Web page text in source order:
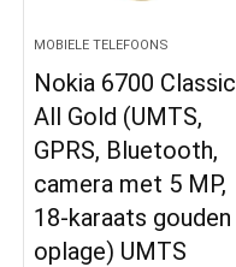
MOBIELE TELEFOONS
Nokia 6700 Classic
All Gold (UMTS,
GPRS, Bluetooth,
camera met 5 MP,
18-karaats gouden
oplage) UMTS